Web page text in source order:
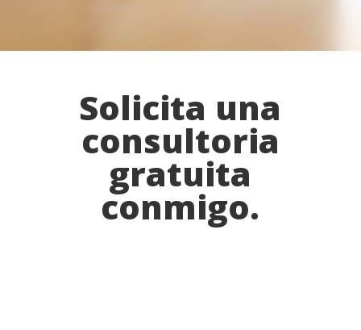
Solicita una
consultoria
gratuita
conmigo.